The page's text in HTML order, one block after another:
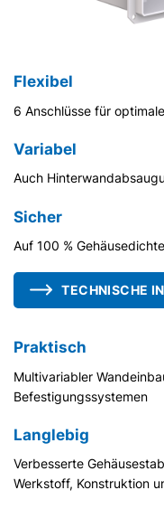
Flexibel
6 Anschlüsse für
Variabel
Auch
Sicher
Auf 100 %
TECHNISCHE
Praktisch
Multivariabler
Befestigungssystemen
Langlebig
Verbesserte
Werkstoff, Konstruktion